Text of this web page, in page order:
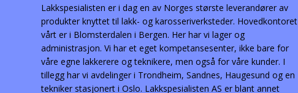
Lakkspesialisten er i dag en av Norges største leverandører av
produkter knyttet til lakk- og karosseriverksteder. Hovedkontoret
vårt er i Blomsterdalen i Bergen. Her har vi lager og
administrasjon. Vi har et eget kompetansesenter, ikke bare for
våre egne lakkerere og teknikere, men også for våre kunder. I
tillegg har vi avdelinger i Trondheim, Sandnes, Haugesund og en
tekniker stasjonert i Oslo. Lakkspesialisten AS er blant annet